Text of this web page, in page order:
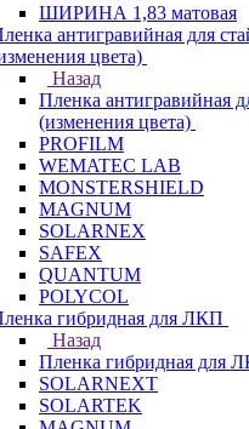
ШИРИНА 1,83 матовая
антигравийная для
цвета)
Назад
Пленка антигравийная
(изменения цвета)
PROFILM
WEMATEC LAB
MONSTERSHIELD
MAGNUM
SOLARNEX
SAFEX
QUANTUM
POLYCOL
гибридная для ЛКП
Назад
Пленка гибридная для
SOLARNEXT
SOLARTEK